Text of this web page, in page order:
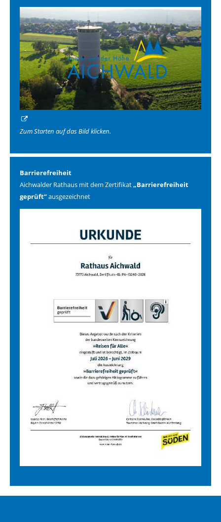
Zum Starten auf das Bild klicken.
Barrierefreiheit
Aichwalder Rathaus mit dem Zertifikat„Barrierefreiheit
geprüft“ausgezeichnet